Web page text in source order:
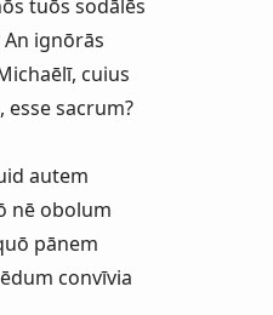
tuōs sodālēs
An ignōrās
cuius
sacrum?
autem
nē obolum
pānem
convīvia